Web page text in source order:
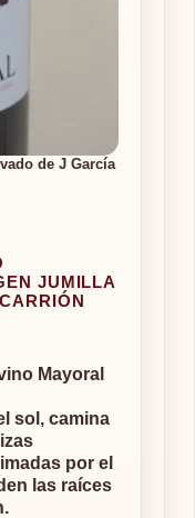
de J García
JUMILLA
Mayoral
sol, camina
por el
las raíces